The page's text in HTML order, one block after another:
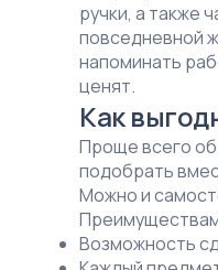
ручки, а также
повседневной
напоминать
ценят.
Как
Проще всего
подобрать
Можно и
Возможность